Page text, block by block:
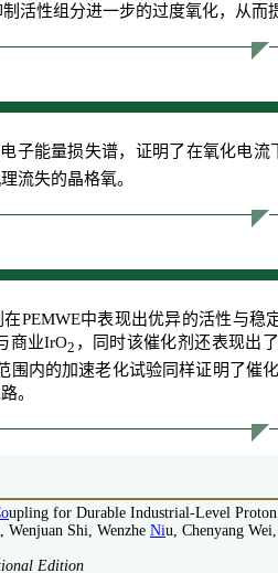
活性组分进一步的过度氧化，从而
子能量损失谱，证明了在氧化电流
流失的晶格氧。
PEMWE中表现出优异的活性与稳
商业IrO2 ，同时该催化剂还表现出
围内的加速老化试验同样证明了催
。
upling for Durable Industrial-Level
Shi, Wenzhe Niu, Chenyang
Edition